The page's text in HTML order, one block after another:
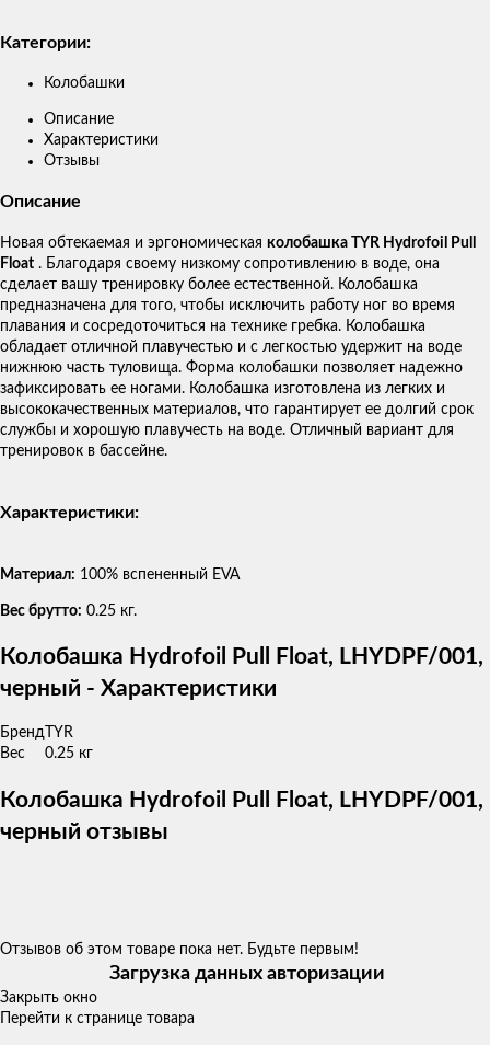
Категории:
Колобашки
Описание
Характеристики
Отзывы
Описание
Новая обтекаемая и эргономическая колобашка TYR Hydrofoil Pull
Float . Благодаря своему низкому сопротивлению в воде, она
сделает вашу тренировку более естественной. Колобашка
предназначена для того, чтобы исключить работу ног во время
плавания и сосредоточиться на технике гребка. Колобашка
обладает отличной плавучестью и с легкостью удержит на воде
нижнюю часть туловища. Форма колобашки позволяет надежно
зафиксировать ее ногами. Колобашка изготовлена из легких и
высококачественных материалов, что гарантирует ее долгий срок
службы и хорошую плавучесть на воде. Отличный вариант для
тренировок в бассейне.
Характеристики:
Материал: 100% вспененный EVA
Вес брутто: 0.25 кг.
Колобашка Hydrofoil Pull Float, LHYDPF/001,
черный - Характеристики
Бренд TYR
Вес
0.25 кг
Колобашка Hydrofoil Pull Float, LHYDPF/001,
черный отзывы
Отзывов об этом товаре пока нет. Будьте первым!
Загрузка данных авторизации
Закрыть окно
Перейти к странице товара